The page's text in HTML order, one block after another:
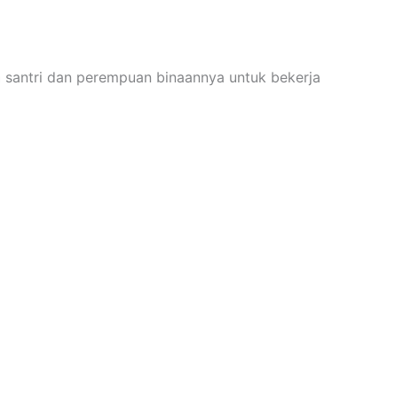
santri dan perempuan binaannya untuk bekerja